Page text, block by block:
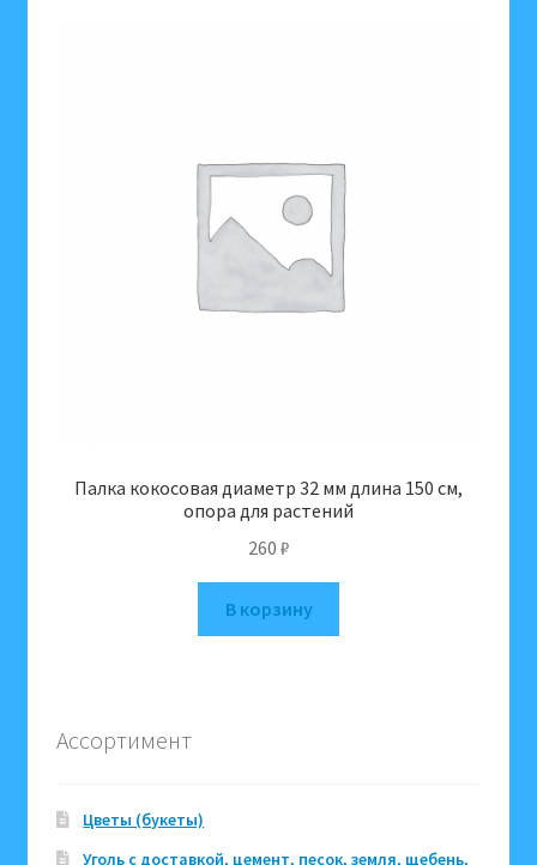
Палка кокосовая диаметр 32 мм длина 150 см,
опора для растений
260 ₽
В корзину
Ассортимент
Цветы (букеты)
Уголь с доставкой, цемент, песок, земля, щебень,